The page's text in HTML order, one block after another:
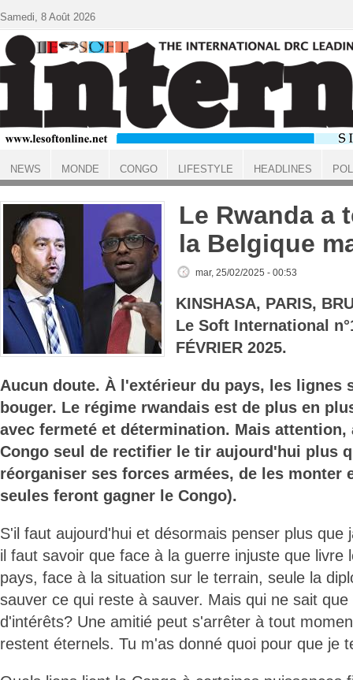
ACCUEIL
Le Rwanda a
la Belgique
mar, 25/02/2025 - 00:53
KINSHASA, PARIS,
Le Soft International
FÉVRIER 2025.
Aucun doute. À l'extérieur du pays, les lignes
bouger. Le régime rwandais est de plus en
avec fermeté et détermination. Mais attention,
Congo seul de rectifier le tir aujourd'hui plus
réorganiser ses forces armées, de les monter
seules feront gagner le Congo).
S'il faut aujourd'hui et désormais penser plus que
il faut savoir que face à la guerre injuste que livre
pays, face à la situation sur le terrain, seule la
sauver ce qui reste à sauver. Mais qui ne sait
d'intérêts? Une amitié peut s'arrêter à tout
restent éternels. Tu m'as donné quoi pour que je
Samedi, 8 Août 2026
NEWS MONDE CONGO LIFESTYLE HEADLINES